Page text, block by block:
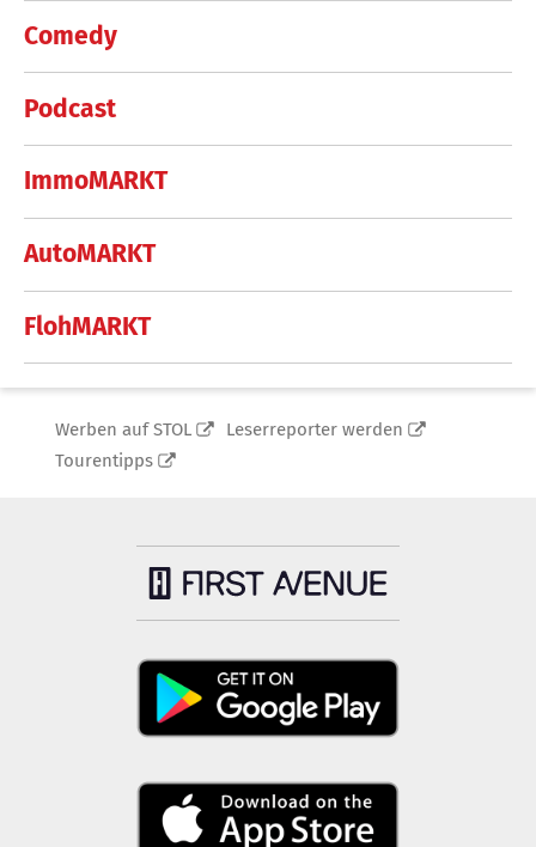
Comedy
Podcast
ImmoMARKT
AutoMARKT
FlohMARKT
Werben auf STOL
Leserreporter werden
Tourentipps